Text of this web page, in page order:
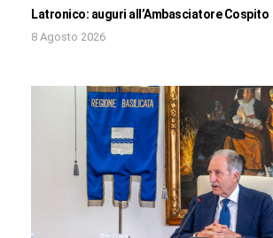
Latronico: auguri all’Ambasciatore Cospito
8 Agosto 2026